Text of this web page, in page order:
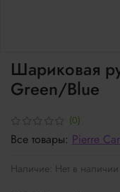
(0)
Наличие: Нет в наличии
Шариковая
Green/Blue
Все товары: Pierre